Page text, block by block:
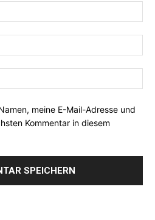
meine E-Mail-Adresse und
Kommentar in diesem